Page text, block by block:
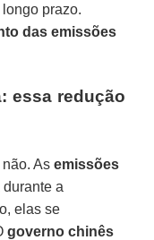
prazo.
das emissões
essa redução
não. Asemissões
a
elas se
governo chinês